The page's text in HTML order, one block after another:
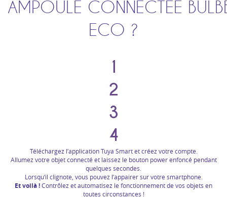
AMPOULE CONNECTÉE
ECO ?
1
2
3
4
Téléchargez l’application Tuya Smart et créez votre compte.
Allumez votre objet connecté et laissez le bouton power enfoncé pendant
quelques secondes.
Lorsqu’il clignote, vous pouvez l’appairer sur votre smartphone.
Et voilà !Contrôlez et automatisez le fonctionnement de vos objets en
toutes circonstances !